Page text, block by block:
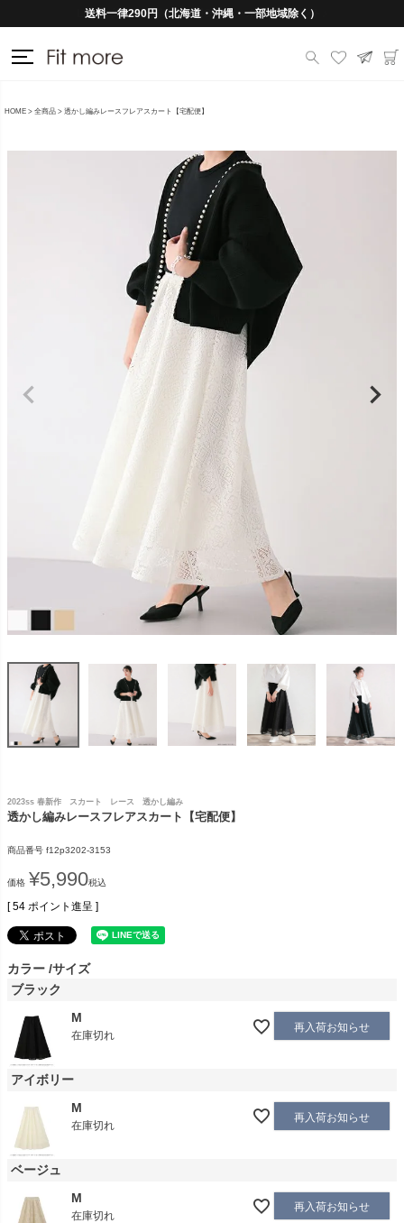
送料一律290円（北海道・沖縄・一部地域除く）
HOME 全商品 透かし編みレースフレアスカート【宅配便】
2023ss 春新作 スカート レース 透かし編み
透かし編みレースフレアスカート【宅配便】
商品番号 f12p3202-3153
価格 ¥5,990税込
[ 54 ポイント進呈 ]
カラー サイズ
ブラック
M
在庫切れ
再入荷お知らせ
アイボリー
M
在庫切れ
再入荷お知らせ
ベージュ
M
在庫切れ
再入荷お知らせ